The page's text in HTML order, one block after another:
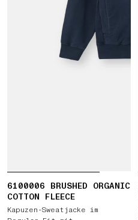
6100006 BRUSHED ORGANIC
COTTON FLEECE
Kapuzen-Sweatjacke im